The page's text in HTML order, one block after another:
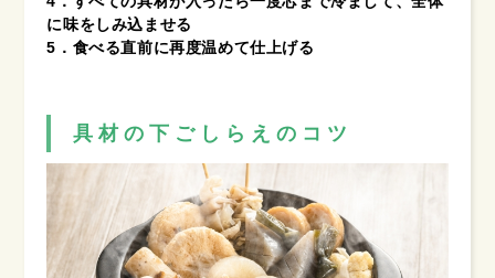
に味をしみ込ませる
5．食べる直前に再度温めて仕上げる
具材の下ごしらえのコツ